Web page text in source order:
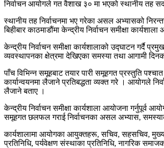
निर्वाचन आयोगले गत वैशाख ३० मा भएको स्थानीय तह
स्थानीय तह निर्वाचनमा भए गरेका असल अभ्यासको
बिहीबार काठमाडौंमा केन्द्रीय निर्वाचन समीक्षा
केन्द्रीय निर्वाचन समीक्षा कार्यशालाको उद्घाटन गर्दै
व्यवस्थापनका क्षेत्रमा देखिएका समस्या तथा आगामी
पाँच विभिन्न समूहबाट तयार पारी समूहगत प्रस्तुति
कार्यान्वयनमा लैजाने प्रतिबद्धता व्यक्त गरे । आयोगले
लैजाने बताए ।
केन्द्रीय निर्वाचन समीक्षा कार्यशाला आयोजना गर्नुपूर्व
समूहगत छलफल गराई निर्वाचनका असल अभ्यास,
कार्यशालामा आयोगका आयुक्तहरू, सचिव, सहसचिव,
प्रतिनिधि, पर्यवेक्षण संस्थाका प्रतिनिधि, नागरिक